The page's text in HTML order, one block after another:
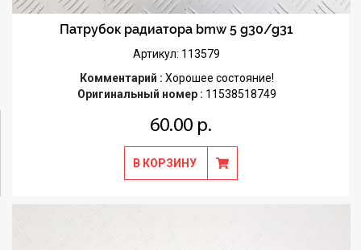
Патрубок радиатора bmw 5 g30/g31
Артикул: 113579
Комментарий : Хорошее состояние!
Оригинальный номер : 11538518749
60.00 р.
В КОРЗИНУ